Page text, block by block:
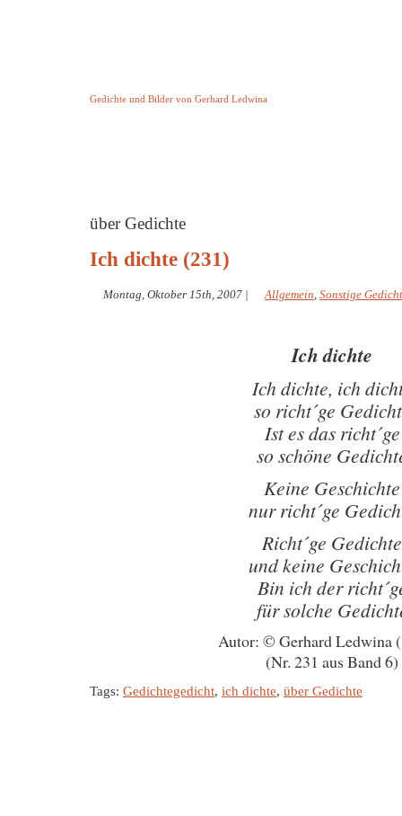
Gedichte und Bilder von Gerhard Ledwina
über Gedichte
Ich dichte (231)
Montag, Oktober 15th, 2007 | Allgemein, Sonstige
Ich dichte
Ich dichte, ich
so richt´ge
Ist es das richt´ge
so schöne
Keine Geschichte
nur richt´ge
Richt´ge Gedichte
und keine
Bin ich der
für solche
Autor: © Gerhard Ledwina
(Nr. 231 aus Band 6)
Tags: Gedichtegedicht, ich dichte, über Gedichte